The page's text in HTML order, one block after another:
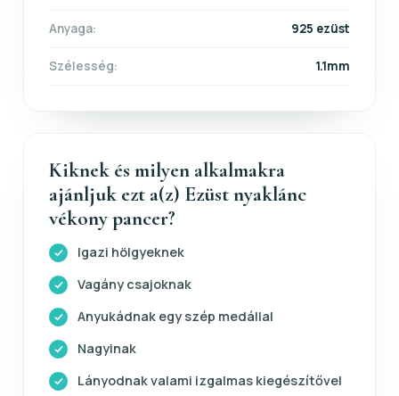
Anyaga: 925 ezüst
Szélesség: 1.1mm
Kiknek és milyen alkalmakra
ajánljuk ezt a(z) Ezüst nyaklánc
vékony pancer?
Igazi hölgyeknek
Vagány csajoknak
Anyukádnak egy szép medállal
Nagyinak
Lányodnak valami izgalmas kiegészítővel